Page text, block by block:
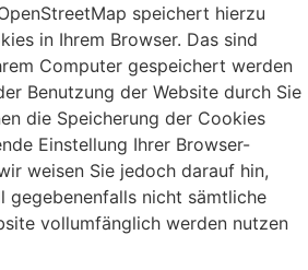
speichert hierzu
in Ihrem Browser. Das sind
Computer gespeichert werden
Benutzung der Website durch Sie
die Speicherung der Cookies
Einstellung Ihrer Browser-
weisen Sie jedoch darauf hin,
gegebenenfalls nicht sämtliche
vollumfänglich werden nutzen